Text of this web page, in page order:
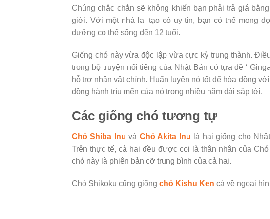
Chúng chắc chắn sẽ không khiến bạn phải trả giá
giới. Với một nhà lai tạo có uy tín, bạn có thể mong
dưỡng có thể sống đến 12 tuổi.
Giống chó này vừa độc lập vừa cực kỳ trung thành.
trong bộ truyện nổi tiếng của Nhật Bản có tựa đề ‘
hỗ trợ nhân vật chính. Huấn luyện nó tốt để hòa đồng
đồng hành trìu mến của nó trong nhiều năm dài sắp tới.
Các giống chó tương tự
Chó Shiba Inu và Chó Akita Inu là hai giống chó
Trên thực tế, cả hai đều được coi là thân nhân của
chó này là phiên bản cỡ trung bình của cả hai.
Chó Shikoku cũng giống chó Kishu Ken cả về ngoại